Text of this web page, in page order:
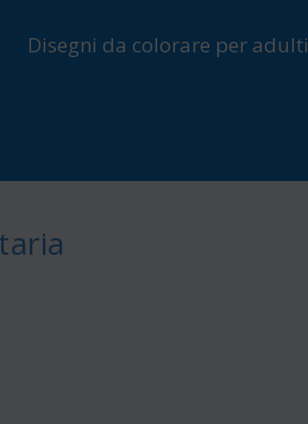
Disegni da colorare per adulti